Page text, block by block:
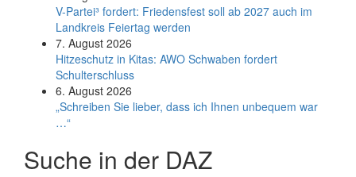
V-Partei­³ fordert: Friedens­fest soll ab 2027 auch im
Land­kreis Feier­tag werden
7. August 2026
Hitzeschutz in Kitas: AWO Schwaben fordert
Schulterschluss
6. August 2026
„Schreiben Sie lieber, dass ich Ihnen unbequem war
…“
Suche in der DAZ